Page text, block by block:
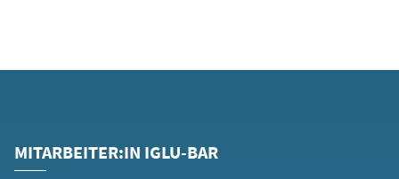
MITARBEITER:IN IGLU-BAR